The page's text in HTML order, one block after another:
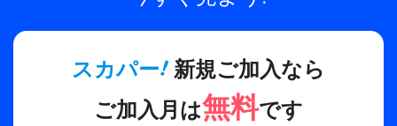
スカパー!新規ご加入なら
ご加入月は無料です